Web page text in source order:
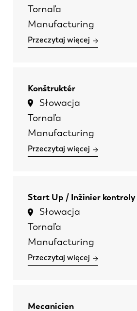
Tornaľa
Manufacturing
Przeczytaj więcej
Konštruktér
Słowacja
Tornaľa
Manufacturing
Przeczytaj więcej
Start Up / Inžinier
Słowacja
Tornaľa
Manufacturing
Przeczytaj więcej
Mecanicien